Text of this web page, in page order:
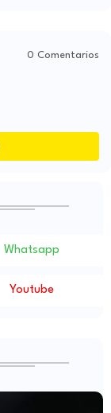
0 Comentarios
Whatsapp
Youtube